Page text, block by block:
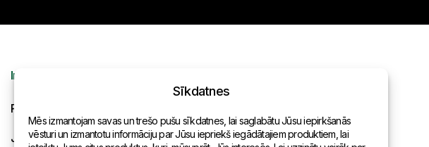
Informācija
Pieprasījums
Jaunumi Pārstāvniecības pasaulē
Sīkdatnes
Mēs izmantojam savas un trešo pušu sīkdatnes, lai saglabātu Jūsu iepirkšanās
vēsturi un izmantotu informāciju par Jūsu iepriekš iegādātajiem produktiem, lai